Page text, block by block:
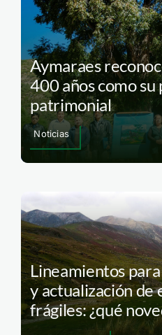
Aymaraes
400 años como
patrimonial
Noticias
Lineamientos
y actualización de
frágiles: ¿qué